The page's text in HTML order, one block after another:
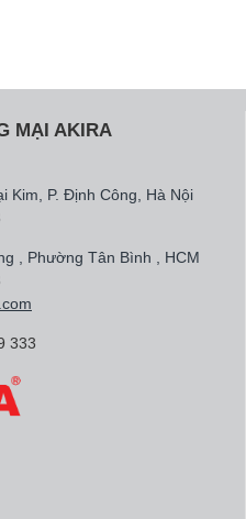
MẠI AKIRA
Kim, P. Định Công, Hà Nội
, Phường Tân Bình , HCM
333